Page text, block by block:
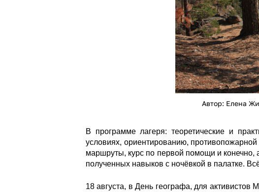
Автор: Елена
В программе лагеря: теоретические и
условиях, ориентированию,
маршруты, курс по первой помощи и конечно,
полученных навыков с ночёвкой в палатке.
18 августа, в День географа, для